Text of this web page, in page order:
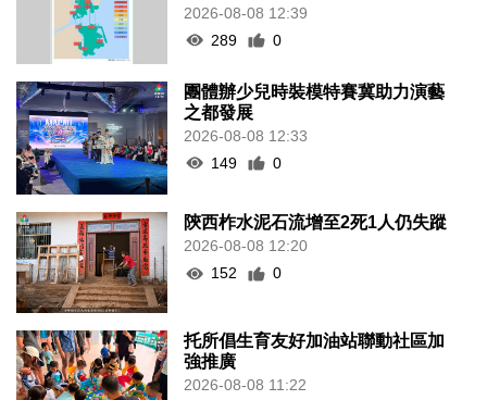
2026-08-08 12:39
289
0
團體辦少兒時裝模特賽冀助力演藝
之都發展
2026-08-08 12:33
149
0
陝西柞水泥石流增至2死1人仍失蹤
2026-08-08 12:20
152
0
托所倡生育友好加油站聯動社區加
強推廣
2026-08-08 11:22